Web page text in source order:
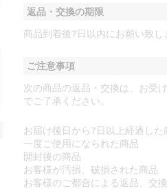
返品・交換の期限
商品到着後7日以内にお願い致し
ご注意事項
次の商品の返品・交換は、お受
でご了承ください。
お届け後日から7日以上経過した
一度ご使用になられた商品
開封後の商品
お客様が汚損、破損された商品
お客様のご都合による返品、交換